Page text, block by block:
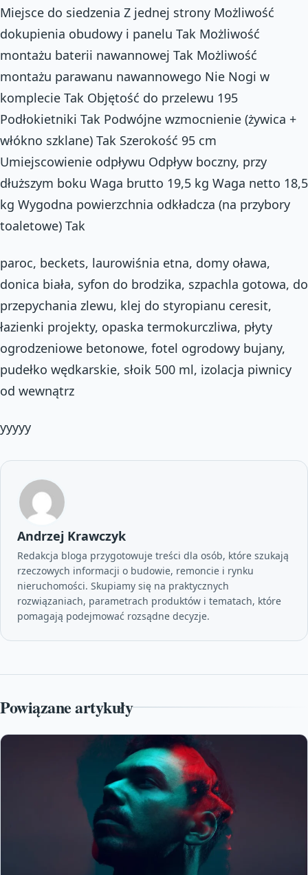
Miejsce do siedzenia Z jednej strony Możliwość
dokupienia obudowy i panelu Tak Możliwość
montażu baterii nawannowej Tak Możliwość
montażu parawanu nawannowego Nie Nogi w
komplecie Tak Objętość do przelewu 195
Podłokietniki Tak Podwójne wzmocnienie (żywica +
włókno szklane) Tak Szerokość 95 cm
Umiejscowienie odpływu Odpływ boczny, przy
dłuższym boku Waga brutto 19,5 kg Waga netto 18,5
kg Wygodna powierzchnia odkładcza (na przybory
toaletowe) Tak
paroc, beckets, laurowiśnia etna, domy oława,
donica biała, syfon do brodzika, szpachla gotowa, do
przepychania zlewu, klej do styropianu ceresit,
łazienki projekty, opaska termokurczliwa, płyty
ogrodzeniowe betonowe, fotel ogrodowy bujany,
pudełko wędkarskie, słoik 500 ml, izolacja piwnicy
od wewnątrz
yyyyy
Andrzej Krawczyk
Redakcja bloga przygotowuje treści dla osób, które szukają
rzeczowych informacji o budowie, remoncie i rynku
nieruchomości. Skupiamy się na praktycznych
rozwiązaniach, parametrach produktów i tematach, które
pomagają podejmować rozsądne decyzje.
Powiązane artykuły